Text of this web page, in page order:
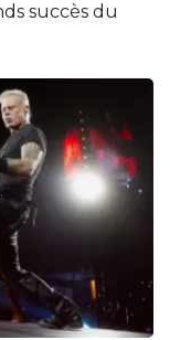
succès du